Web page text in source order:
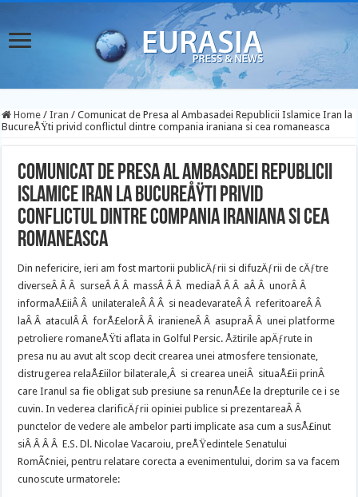
Home / Iran / Comunicat de Presa al Ambasadei Republicii Islamice Iran la
BucureÅŸti privid conflictul dintre compania iraniana si cea romaneasca
Comunicat de Presa al Ambasadei Republicii
Islamice Iran la BucureÅŸti privid
conflictul dintre compania iraniana si cea
romaneasca
Din nefericire, ieri am fost martorii publicÄƒrii si difuzÄƒrii de cÄƒtre
diverseÂ Â Â surseÂ Â Â massÂ Â Â mediaÂ Â Â aÂ Â unorÂ Â
informaÅ£iiÂ Â unilateraleÂ Â Â si neadevarateÂ Â referitoareÂ Â
laÂ Â ataculÂ Â forÅ£elorÂ Â iranieneÂ Â asupraÂ Â unei platforme
petroliere romaneÅŸti aflata in Golful Persic. Åžtirile apÄƒrute in
presa nu au avut alt scop decit crearea unei atmosfere tensionate,
distrugerea relaÅ£iilor bilaterale,Â si crearea uneiÂ situaÅ£ii prinÂ
care Iranul sa fie obligat sub presiune sa renunÅ£e la drepturile ce i se
cuvin. In vederea clarificÄƒrii opiniei publice si prezentareaÂ Â
punctelor de vedere ale ambelor parti implicate asa cum a susÅ£inut
siÂ Â Â Â E.S. Dl. Nicolae Vacaroiu, preÅŸedintele Senatului
RomÃ¢niei, pentru relatare corecta a evenimentului, dorim sa va facem
cunoscute urmatorele: